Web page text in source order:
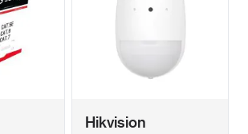
Hikvision